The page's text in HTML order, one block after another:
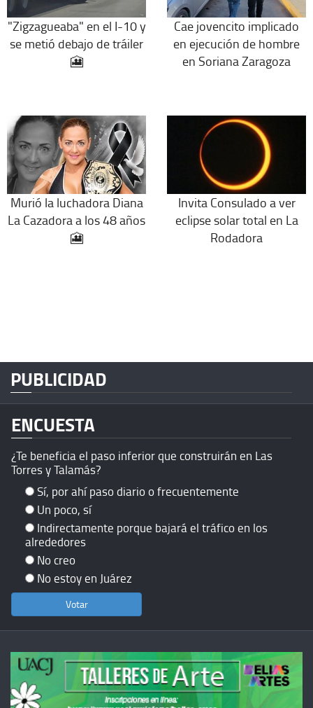
"Zigzagueaba" en el I-10 y
se metió debajo de tráiler
🎦
Cae jovencito implicado
en ejecución de hombre
en Soriana Zaragoza
Murió la luchadora Diana
La Cazadora a los 48 años
🎦
Invita Consulado a ver
eclipse solar total en La
Rodadora
PUBLICIDAD
ENCUESTA
¿Te beneficia el paso inferior que construirán en Las
Torres y Talamás?
Sí, por ahí paso diario o frecuentemente
Un poco, sí
Indirectamente porque bajará el tráfico en los
alrededores
No creo
No estoy en Juárez